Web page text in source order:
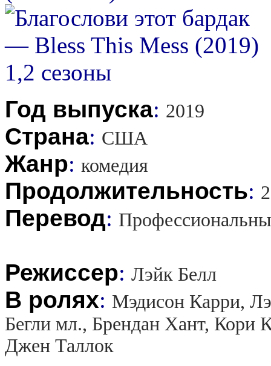
Год выпуска: 2019
Страна: США
Жанр: комедия
Продолжительность:
Перевод:
Режиссер: Лэйк Белл
В ролях: Мэдисон Карри,
Бегли мл., Брендан Хант,
Джен Таллок